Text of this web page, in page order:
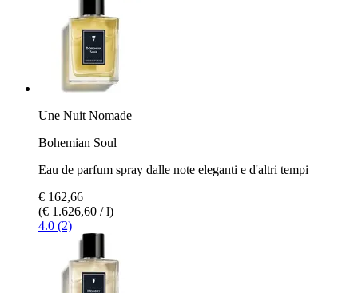
Une Nuit Nomade
Bohemian Soul
Eau de parfum spray dalle note eleganti e d'altri tempi
€ 162,66
(€ 1.626,60 / l)
4.0 (2)